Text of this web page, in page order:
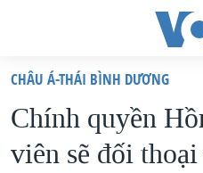
truy
cập
Tới
VIỆT NAM
HOA KỲ
CHÂU Á-THÁI BÌNH DƯƠNG
Chính quyền
viên sẽ đối